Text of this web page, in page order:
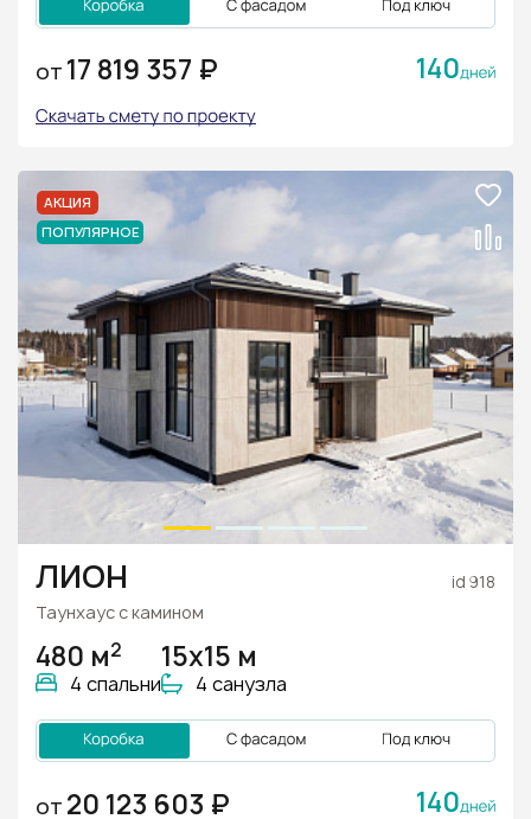
ОТ 17 819 357 ₽ 140
ЛИОН id 918
Таунхаус с камином
480 м2
4 спальни
15х15 м
4 санузла
ОТ 20 123 603 ₽ 140
АКЦИЯ
ПОПУЛЯРНОЕ